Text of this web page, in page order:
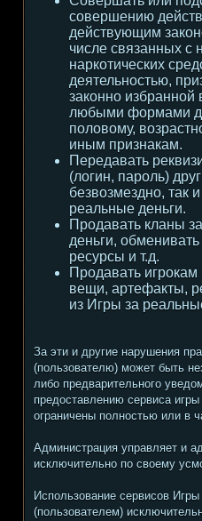
совершению
действующим
числе связанных с
наркотических
деятельностью,
законно избранной
любыми формами
половому,
иным признакам.
Передавать
(логин, пароль)
безвозмездно, так
реальные деньги.
Продавать кланы
деньги,
ресурсы и т.д.
Продавать игрокам
вещи, артефакты,
из Игры за
За эти и другие нарушения
(пользователю) может быть
либо предварительного
предоставлению сервиса
ограничены полностью или в
Администрация управляет и
исключительно по своему
Использование сервисов
(пользователем)